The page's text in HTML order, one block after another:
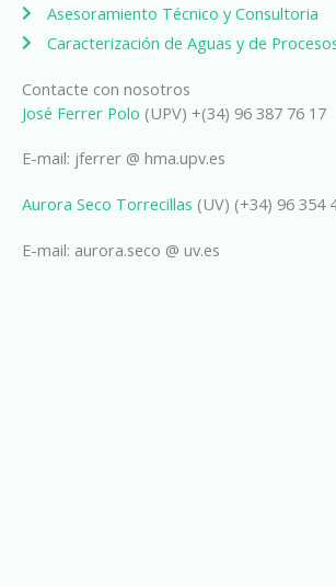
Asesoramiento Técnico y Consultoria
Caracterización de Aguas y de
Contacte con nosotros
José Ferrer Polo (UPV) +(34) 96 387 76 17
E-mail: jferrer @ hma.upv.es
Aurora Seco Torrecillas (UV) (+34) 96 354
E-mail: aurora.seco @ uv.es